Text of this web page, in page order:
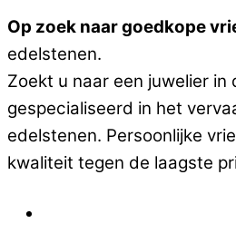
Op zoek naar goedkope
edelstenen.
Zoekt u naar een juwelier
gespecialiseerd in het
edelstenen. Persoonlijke
kwaliteit tegen de laagste